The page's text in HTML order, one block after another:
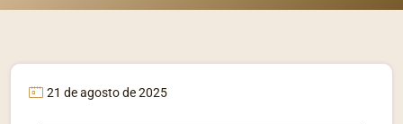
21 de agosto de 2025